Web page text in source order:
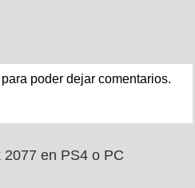
poder dejar comentarios.
en PS4 o PC